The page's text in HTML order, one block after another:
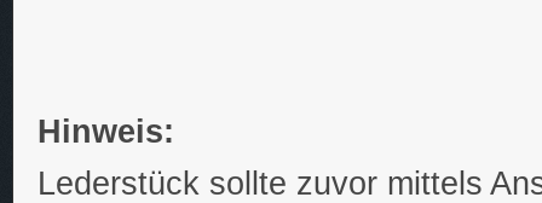
Hinweis:
Lederstück sollte zuvor mittels